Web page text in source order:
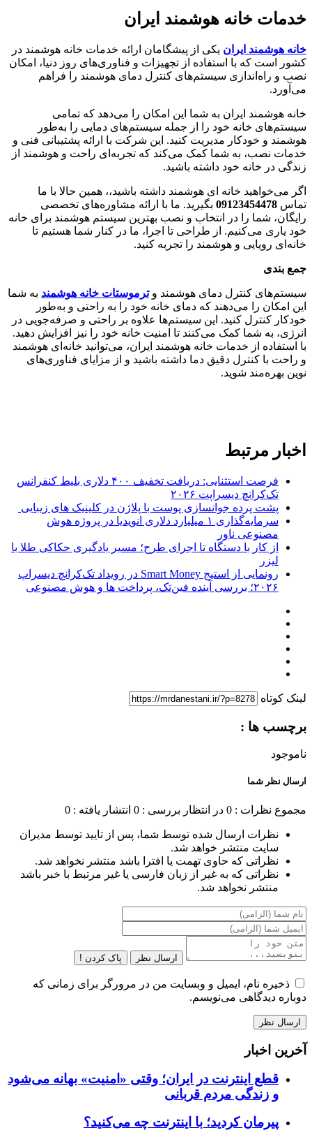
خدمات خانه هوشمند ایران
خانه هوشمند ایران یکی از پیشگامان ارائه خدمات خانه هوشمند در
کشور است که با استفاده از تجهیزات و فناوری‌های روز دنیا، امکان
نصب و راه‌اندازی سیستم‌های کنترل دمای هوشمند را فراهم
می‌آورد.
خانه هوشمند ایران به شما این امکان را می‌دهد که تمامی
سیستم‌های خانه خود را از جمله سیستم‌های دمایی را به‌طور
هوشمند و خودکار مدیریت کنید. این شرکت با ارائه پشتیبانی فنی و
خدمات نصب، به شما کمک می‌کند که تجربه‌ای راحت و هوشمند از
زندگی در خانه خود داشته باشید.
اگر می‌خواهید خانه ای هوشمند داشته باشید،، همین حالا با ما
تماس 09123454478 بگیرید. ما با ارائه مشاوره‌های تخصصی
رایگان، شما را در انتخاب و نصب بهترین سیستم هوشمند برای خانه
خود یاری می‌کنیم. از طراحی تا اجرا، ما در کنار شما هستیم تا
خانه‌ای رویایی و هوشمند را تجربه کنید.
جمع بندی
سیستم‌های کنترل دمای هوشمند وترموستات خانه هوشمند به شما
این امکان را می‌دهند که دمای خانه خود را به راحتی و به‌طور
خودکار کنترل کنید. این سیستم‌ها علاوه بر راحتی و صرفه‌جویی در
انرژی، به شما کمک می‌کنند تا امنیت خانه خود را نیز افزایش دهید.
با استفاده از خدمات خانه هوشمند ایران، می‌توانید خانه‌ای هوشمند
و راحت با کنترل دقیق دما داشته باشید و از مزایای فناوری‌های
نوین بهره‌مند شوید.
اخبار مرتبط
فرصت استثنایی: دریافت تخفیف ۴۰۰ دلاری بلیط کنفرانس
تک‌کرانچ دیسراپت ۲۰۲۶
پشت پرده جوانسازی پوست با پلاژن در کلینیک های زیبایی
سرمایه‌گذاری ۱ میلیارد دلاری انویدیا در پروژه هوش
مصنوعی ناور
از کار با دستگاه تا اجرای طرح؛ مسیر یادگیری حکاکی طلا با
لیزر
رونمایی از استیج Smart Money در رویداد تک‌کرانچ دیسراپ
۲۰۲۶؛ بررسی آینده فین‌تک، پرداخت‌ ها و هوش مصنوعی
لینک کوتاه
برچسب ها :
ناموجود
ارسال نظر شما
مجموع نظرات : 0 در انتظار بررسی : 0 انتشار یافته : 0
نظرات ارسال شده توسط شما، پس از تایید توسط مدیران
سایت منتشر خواهد شد.
نظراتی که حاوی تهمت یا افترا باشد منتشر نخواهد شد.
نظراتی که به غیر از زبان فارسی یا غیر مرتبط با خبر باشد
منتشر نخواهد شد.
ارسال نظر پاک کردن !
ذخیره نام، ایمیل و وبسایت من در مرورگر برای زمانی که
دوباره دیدگاهی می‌نویسم.
آخرین اخبار
قطع اینترنت در ایران؛ وقتی «امنیت» بهانه می‌شود
و زندگی مردم قربانی
پیرمان کردید؛ با اینترنت چه می‌کنید؟